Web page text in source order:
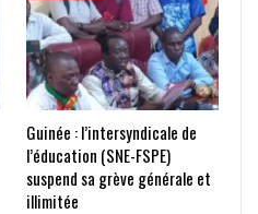
Guinée : l’intersyndicale de
l’éducation (SNE-FSPE)
suspend sa grève générale et
illimitée